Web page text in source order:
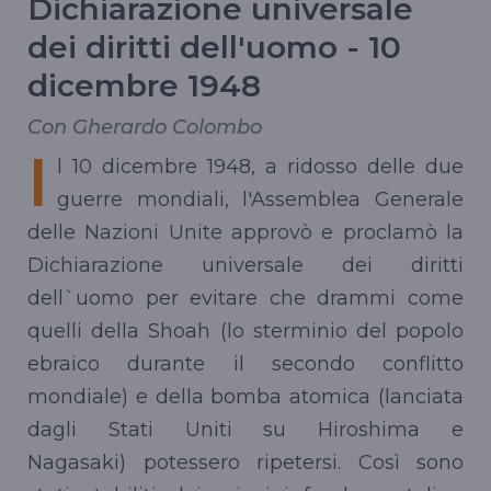
Dichiarazione universale
dei diritti dell'uomo - 10
dicembre 1948
Con Gherardo Colombo
I
l 10 dicembre 1948, a ridosso delle due
guerre mondiali, l'Assemblea Generale
delle Nazioni Unite approvò e proclamò la
Dichiarazione universale dei diritti
dell`uomo per evitare che drammi come
quelli della Shoah (lo sterminio del popolo
ebraico durante il secondo conflitto
mondiale) e della bomba atomica (lanciata
dagli Stati Uniti su Hiroshima e
Nagasaki) potessero ripetersi. Così sono